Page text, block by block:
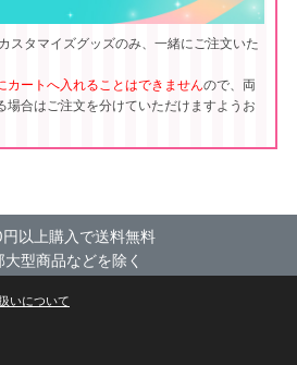
スタマイズグッズのみ、一緒にご注文いた
カートへ入れることはできませんので、両
場合はご注文を分けていただけますようお
以上購入で送料無料
型商品などを除く
いについて